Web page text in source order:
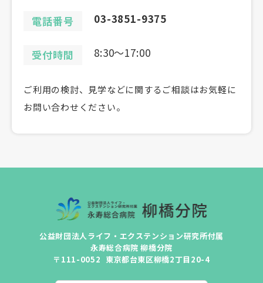
電話番号 03-3851-9375
受付時間 8:30〜17:00
ご利用の検討、見学などに関するご相談はお気軽に
お問い合わせください。
公益財団法人ライフ・エクステンション研究所付属
永寿総合病院 柳橋分院
〒111-0052 東京都台東区柳橋2丁目20-4